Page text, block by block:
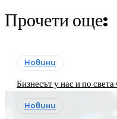
Прочети още:
Новини
Бизнесът у нас и по
Новини